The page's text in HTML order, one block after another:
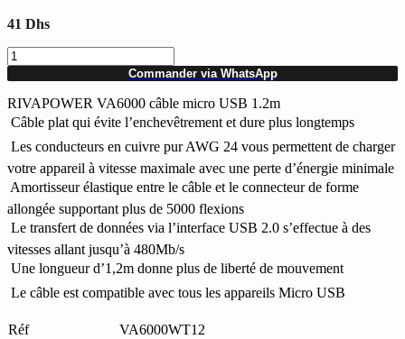
41 Dhs
quantité
de
Câble
Micro
USB
blanc
RIVAPOWER
Commander via WhatsApp
RIVAPOWER VA6000 câble micro USB 1.2m
 Câble plat qui évite l’enchevêtrement et dure plus longtemps
 Les conducteurs en cuivre pur AWG 24 vous permettent de charger
votre appareil à vitesse maximale avec une perte d’énergie minimale
 Amortisseur élastique entre le câble et le connecteur de forme
allongée supportant plus de 5000 flexions
 Le transfert de données via l’interface USB 2.0 s’effectue à des
vitesses allant jusqu’à 480Mb/s
 Une longueur d’1,2m donne plus de liberté de mouvement
 Le câble est compatible avec tous les appareils Micro USB
Réf
VA6000WT12